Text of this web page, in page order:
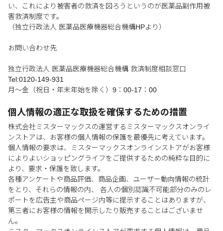
い、これにより被害者の救済を図ろうというのが医薬品副作用被
害救済制度です。
（独立行政法人 医薬品医療機器総合機構HPより）
お問い合わせ先
独立行政法人 医薬品医療機器総合機構 救済制度相談窓口
Tel:0120-149-931
月～金（祝日・年末年始を除く）9：00-17：00
個人情報の適正な取扱を確保するための措置
株式会社ミスターマックスの運営するミスターマックスオンライ
ンストアは、お客様の個人情報の保護を最優先に考えています。
個人情報の要求は、ミスターマックスオンラインストアがお客様
によりよいショッピングライフをご提供するための純粋な目的に
より、要求・保護を致します。
各種アンケートや商品評価、商品企画、ユーザー動向情報の統計
をとり、それらの情報の内、 各人の個別認識不可能部分のみのレ
ポートを広告主や商品ページ内等に提示することはありますが、
第三者にお客様の情報を開示したり販売することはございませ
ん。